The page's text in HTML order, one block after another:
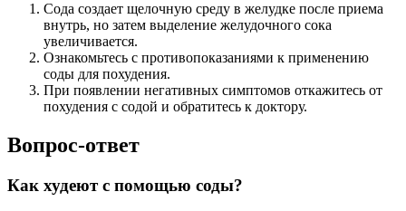
Сода создает щелочную среду в желудке после приема
внутрь, но затем выделение желудочного сока
увеличивается.
Ознакомьтесь с противопоказаниями к применению
соды для похудения.
При появлении негативных симптомов откажитесь от
похудения с содой и обратитесь к доктору.
Вопрос-ответ
Как худеют с помощью соды?